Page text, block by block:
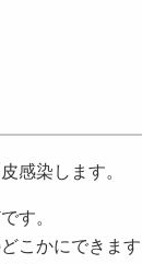
感染します。
す。
こかにできます